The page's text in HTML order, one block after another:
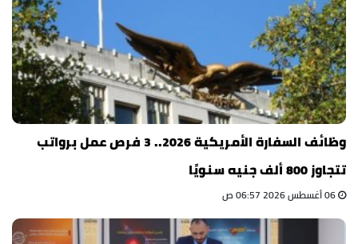
وظائف السفارة الأمريكية 2026.. 3 فرص عمل برواتب
تتجاوز 800 ألف جنيه سنويًا